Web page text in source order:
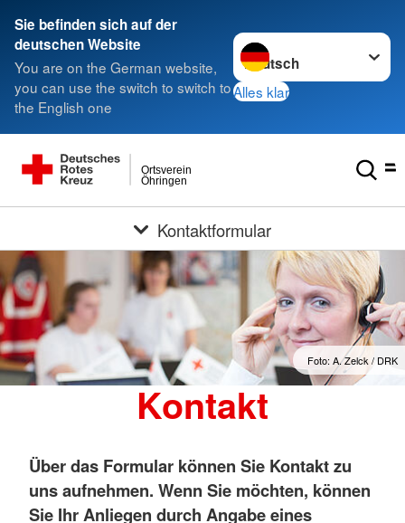
Sie befinden sich auf der
deutschen Website
You are on the German website,
you can use the switch to switch to
the English one
Sprache wechseln zu
Alles klar
Öhringen
Ortsverein
Kontaktformular
Foto: A. Zelck / DRK
Kontakt
Über das Formular können Sie Kontakt zu
uns aufnehmen. Wenn Sie möchten, können
Sie Ihr Anliegen durch Angabe eines